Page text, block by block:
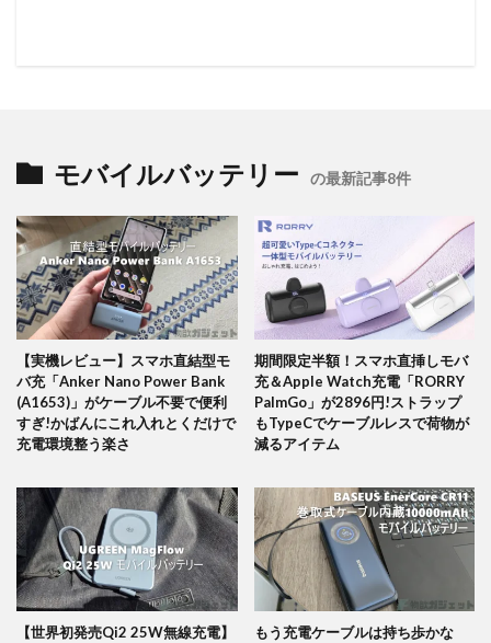
モバイルバッテリー の最新記事8件
【実機レビュー】スマホ直結型モ
バ充「Anker Nano Power Bank
(A1653)」がケーブル不要で便利
すぎ!かばんにこれ入れとくだけで
充電環境整う楽さ
期間限定半額！スマホ直挿しモバ
充＆Apple Watch充電「RORRY
PalmGo」が2896円!ストラップ
もTypeCでケーブルレスで荷物が
減るアイテム
【世界初発売Qi2 25W無線充電】
もう充電ケーブルは持ち歩かな